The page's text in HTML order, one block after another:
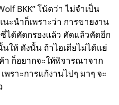
BKK” โน้ตว่า ไม่จำเป็น
ะนำก็เพราะว่า การขายงาน
ซี่ได้คัดกรองแล้ว คัดแล้วคัดอีก
ให้ ดังนั้น ถ้าไอเดียไม่ได้แย่
ก็อยากจะให้พิจารณาจาก
พราะการแก้งานไปๆ มาๆ จะ